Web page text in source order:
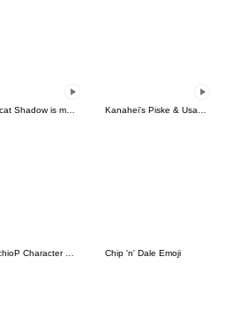
Black cat Shadow is moving Kanahei's Piske & Usagi Animated Emoji
Chip 'n' Dale Emoji